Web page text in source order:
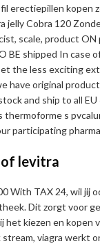
erectiepillen kopen
jelly Cobra 120
scale, product
BE shipped In case
the less exciting
have original
and ship to all
s
participating
levitra
With TAX 24, wil jij
Dit zorgt voor
het kiezen en kopen
viagra werkt